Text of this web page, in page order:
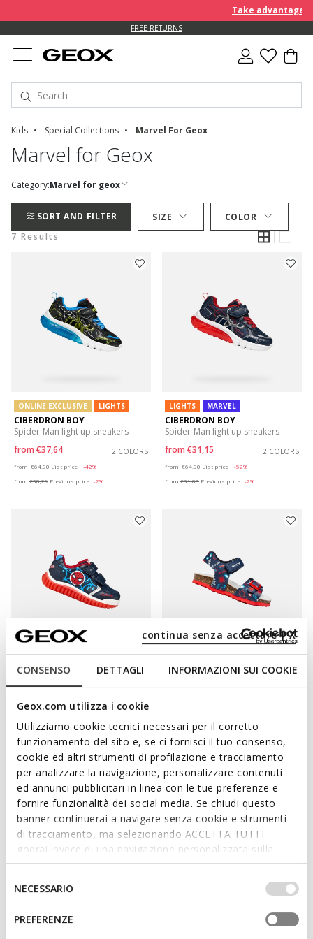
CONSENSO DETTAGLI INFORMAZIONI SUI COOKIE
Geox.com utilizza i cookie
Utilizziamo cookie tecnici necessari per il corretto
funzionamento del sito e, se ci fornisci il tuo consenso,
cookie ed altri strumenti di profilazione e tracciamento
per analizzare la navigazione, personalizzare contenuti
ed annunci pubblicitari in linea con le tue preferenze e
fornire funzionalità dei social media. Se chiudi questo
banner continuerai a navigare senza cookie e strumenti
di tracciamento, ma selezionando ACCETTA TUTTI
godrai invece di una navigazione personalizzata sulla
base dei tuoi gusti ed interessi. Selezionando
IMPOSTAZIONI potrai anche scegliere quali cookies ed
altri strumenti di tracciamento autorizzare. Per maggiori
informazioni o per modificare in qualsiasi momento le
tue impostazioni, visita la nostra
consenso
NECESSARIO
PREFERENZE
continua senza accettare | X
Take advantage
FREE RETURNS
Kids Special Collections Marvel For Geox
Marvel for Geox
Category:Marvel for geox
SORT AND FILTER SIZE
COLOR
7 Results
ONLINE EXCLUSIVE LIGHTS
CIBERDRON BOY
Spider-Man light up sneakers
from €37,64 2 COLORS
from €64,90 List price
-42%
from €38,29 Previous price -2%
LIGHTS MARVEL
CIBERDRON BOY
Spider-Man light up sneakers
from €31,15 2 COLORS
from €64,90 List price
-52%
from €31,80 Previous price -2%
LIGHTYLOO TODDLER BOY
Spider-Man light up sneakers
€37,73
1 COLOR
€59,90 List price
-37%
€38,33
Previous price -2%
SANDAL CHALKI TODDLER BOY
Spider-Man sandals
from €44,90 List price
-27%
from
€33,22 Previous price
LIGHTS MARVEL